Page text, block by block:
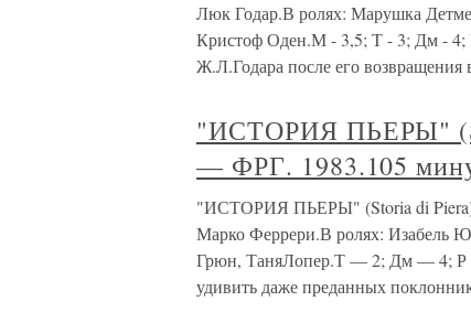
Люк Годар.В ролях: Марушка
Кристоф Оден.М - 3,5; Т - 3; Дм - 4;
Ж.Л.Годара после его
"ИСТОРИЯ ПЬЕРЫ"
— ФРГ. 1983.105
"ИСТОРИЯ ПЬЕРЫ" (Storia di
Марко Феррери.В ролях: Изабель
Грюн, ТаняЛопер.Т — 2; Дм — 4; Р
удивить даже преданных